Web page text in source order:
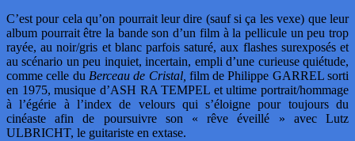
C’est pour cela qu’on pourrait leur dire (sauf si ça les vexe) que leur
album pourrait être la bande son d’un film à la pellicule un peu trop
rayée, au noir/gris et blanc parfois saturé, aux flashes surexposés et
au scénario un peu inquiet, incertain, empli d’une curieuse quiétude,
comme celle du Berceau de Cristal, film de Philippe GARREL sorti
en 1975, musique d’ASH RA TEMPEL et ultime portrait/hommage
à l’égérie à l’index de velours qui s’éloigne pour toujours du
cinéaste afin de poursuivre son « rêve éveillé » avec Lutz
ULBRICHT, le guitariste en extase.